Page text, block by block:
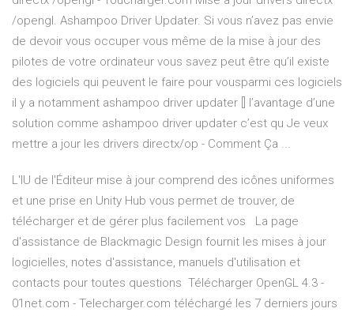
/opengl. Ashampoo Driver Updater. Si vous n’avez pas envie
de devoir vous occuper vous même de la mise à jour des
pilotes de votre ordinateur vous savez peut être qu’il existe
des logiciels qui peuvent le faire pour vousparmi ces logiciels
il y a notamment ashampoo driver updater [] l’avantage d’une
solution comme ashampoo driver updater c’est qu Je veux
mettre a jour les drivers directx/op - Comment Ça ...
L'IU de l'Éditeur mise à jour comprend des icônes uniformes
et une prise en Unity Hub vous permet de trouver, de
télécharger et de gérer plus facilement vos La page
d'assistance de Blackmagic Design fournit les mises à jour
logicielles, notes d'assistance, manuels d'utilisation et
contacts pour toutes questions Télécharger OpenGL 4.3 -
01net.com - Telecharger.com téléchargé les 7 derniers jours